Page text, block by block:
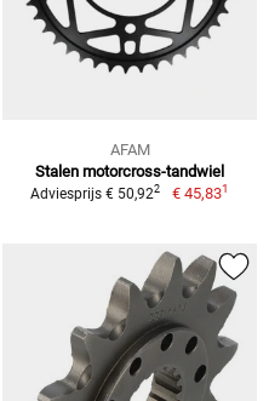
AFAM
Stalen motorcross-tandwiel
Adviesprijs € 50,922 € 45,831